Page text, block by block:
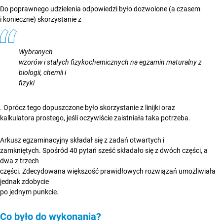
Do poprawnego udzielenia odpowiedzi było dozwolone (a czasem
i konieczne) skorzystanie z
Wybranych
wzorów i stałych fizykochemicznych na egzamin maturalny z
biologii, chemii i
fizyki
. Oprócz tego dopuszczone było skorzystanie z linijki oraz
kalkulatora prostego, jeśli oczywiście zaistniała taka potrzeba.
Arkusz egzaminacyjny składał się z zadań otwartych i
zamkniętych. Spośród 40 pytań sześć składało się z dwóch części, a
dwa z trzech
części. Zdecydowana większość prawidłowych rozwiązań umożliwiała
jednak zdobycie
po jednym punkcie.
Co było do wykonania?